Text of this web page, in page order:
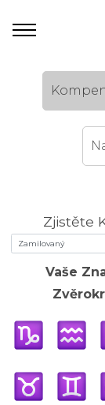
Zjistěte
Vaše